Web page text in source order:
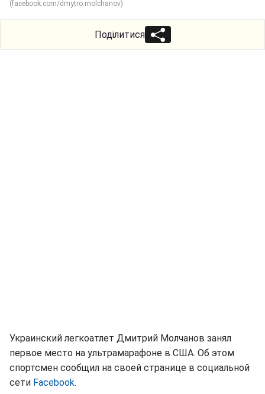
(facebook.com/dmytro.molchanov)
Поділитися
Украинский легкоатлет Дмитрий Молчанов занял
первое место на ультрамарафоне в США. Об этом
спортсмен сообщил на своей странице в социальной
сети Facebook.